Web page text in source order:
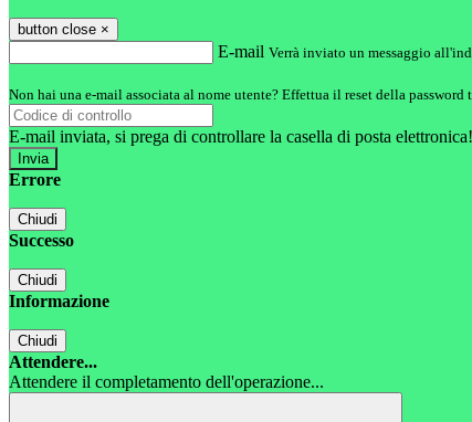
button close ×
E-mail Verrà inviato un messaggio
Non hai una e-mail associata al nome utente? Effettua il reset della password
E-mail inviata, si prega di controllare la casella di posta elettronica!
Errore
Chiudi
Successo
Chiudi
Informazione
Chiudi
Attendere...
Attendere il completamento dell'operazione...